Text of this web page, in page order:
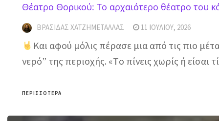
Θέατρο Θορικού: Το αρχαιότερο θέατρο του
ΒΡΑΣΊΔΑΣ ΧΑΤΖΗΜΕΤΑΛΛΆΣ 11 ΙΟΥΛΊΟΥ, 2026
Και αφού μόλις πέρασε μια από τις πιο
νερό” της περιοχής. «Τo πίνεις χωρίς ή
ΠΕΡΙΣΣΌΤΕΡΑ